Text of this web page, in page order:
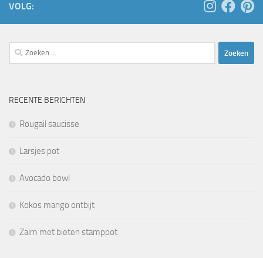
VOLG:
Zoeken
naar:
RECENTE BERICHTEN
Rougail saucisse
Larsjes pot
Avocado bowl
Kokos mango ontbijt
Zalm met bieten stamppot